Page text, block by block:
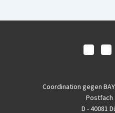
Coordination gegen
Postfach
D - 40081